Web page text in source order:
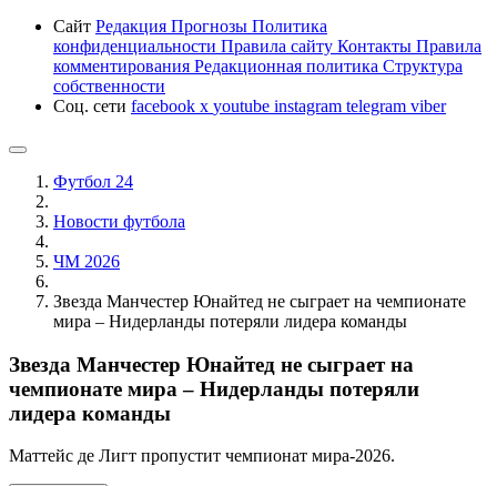
Сайт Редакция Прогнозы Политика
конфиденциальности Правила сайту Контакты Правила
комментирования Редакционная политика Структура
собственности
Соц. сети facebook x youtube instagram telegram viber
Футбол 24
Новости футбола
ЧМ 2026
Звезда Манчестер Юнайтед не сыграет на чемпионате
мира – Нидерланды потеряли лидера команды
Звезда Манчестер Юнайтед не сыграет на
чемпионате мира – Нидерланды потеряли
лидера команды
Маттейс де Лигт пропустит чемпионат мира-2026.